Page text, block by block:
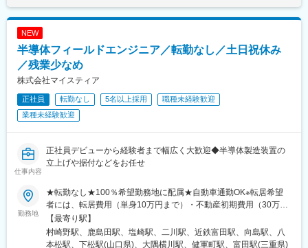
NEW
半導体フィールドエンジニア／転勤なし／土日祝休み
／残業少なめ
株式会社マイスティア
正社員 転勤なし 5名以上採用
職種未経験歓迎
業種未経験歓迎
仕事内容
正社員デビューから経験者まで幅広く大歓迎◆半導体製造装置の
立上げや据付などをお任せ
勤務地
★転勤なし★100％希望勤務地に配属★自動車通勤OK※転居希望
者には、転居費用（単身10万円まで）・不動産初期費用（30万円
まで）・移動費用全額補助◆岩手県◆神奈川県◆山梨県◆愛知県
◆三重県◆京都府◆広島県◆山口県◆鹿児島県◆熊本県【研修に
ついて】未経験の方は、熊本県合志市にて一定期間の研修を実
【最寄り駅】
村崎野駅、鹿島田駅、塩崎駅、二川駅、近鉄富田駅、向島駅、八
本松駅、下松駅(山口県)、大隅横川駅、健軍町駅、富田駅(三重県)